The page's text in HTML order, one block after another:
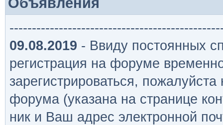
09.08.2019 - Ввиду постоянных
регистрация на форуме
зарегистрироваться,
форума (указана на странице
ник и Ваш адрес электронной